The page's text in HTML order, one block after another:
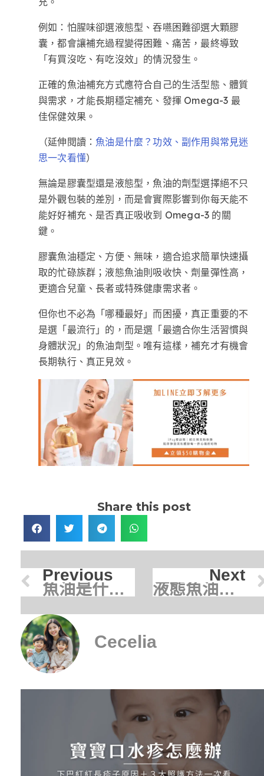
例如：怕腥味卻選液態型、吞嚥困難卻選大顆膠
囊，都會讓補充過程變得困難、痛苦，最終導致
「有買沒吃、有吃沒效」的情況發生。
正確的魚油補充方式應符合自己的生活型態、體質
與需求，才能長期穩定補充、發揮 Omega-3 最
佳保健效果。
（延伸閱讀： 魚油是什麼？功效、副作用與常見迷
思一次看懂）
無論是膠囊型還是液態型，魚油的劑型選擇絕不只
是外觀包裝的差別，而是會實際影響到你每天能不
能好好補充、是否真正吸收到 Omega-3 的關
鍵。
膠囊魚油穩定、方便、無味，適合追求簡單快速攝
取的忙碌族群；液態魚油則吸收快、劑量彈性高，
更適合兒童、長者或特殊健康需求者。
但你也不必為「哪種最好」而困擾，真正重要的不
是選「最流行」的，而是選「最適合你生活習慣與
身體狀況」的魚油劑型。唯有這樣，補充才有機會
長期執行、真正見效。
Share this post
Previous
魚油是什麼？功效、副作用、食用建議與迷思完整解析
Next
液態魚油越來越受歡迎 ？5 大優勢＋適合族群一次看懂！
Cecelia